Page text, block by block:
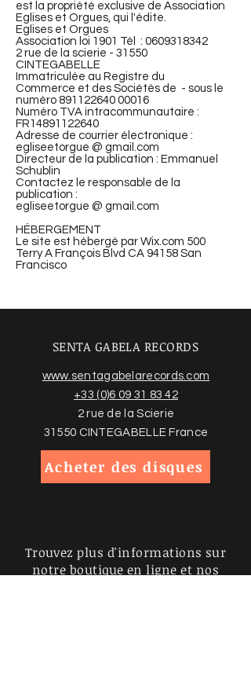
est la propriété exclusive de Association
Eglises et Orgues, qui l'édite.
Eglises et Orgues
Association loi 1901 Tél : 0609318342
2 rue de la scierie - 31550
CINTEGABELLE
Immatriculée au Registre du
Commerce et des Sociétés de - sous le
numéro 891122640 00016
Numéro TVA intracommunautaire :
FR14891122640
Adresse de courrier électronique :
egliseetorgue @ gmail.com
Directeur de la publication : Emmanuel
Schublin
Contactez le responsable de la
publication :
egliseetorgue @ gmail.com
HÉBERGEMENT
Le site est hébergé par Wix.com 500
Terry A François Blvd CA 94158 San
Francisco
SENTA GABELA RECORDS
www.sentagabelarecords.com
+33 (0)6 09 31 83 42
2 rue de la Scierie
31550 CINTEGABELLE France
Acheter des disques
Trouvez plus d'informations sur
notre boutique en ligne et nos